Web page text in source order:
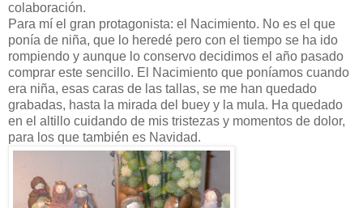
colaboración.
Para mí el gran protagonista: el Nacimiento. No es el que
ponía de niña, que lo heredé pero con el tiempo se ha ido
rompiendo y aunque lo conservo decidimos el año pasado
comprar este sencillo. El Nacimiento que poníamos cuando
era niña, esas caras de las tallas, se me han quedado
grabadas, hasta la mirada del buey y la mula. Ha quedado
en el altillo cuidando de mis tristezas y momentos de dolor,
para los que también es Navidad.